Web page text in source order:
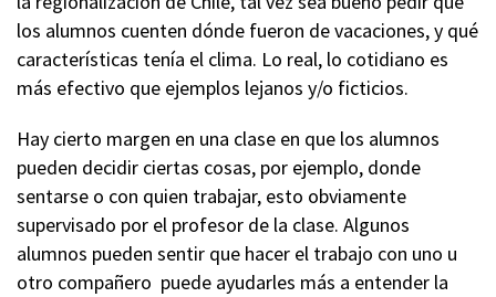
los alumnos cuenten dónde fueron de vacaciones, y qué
características tenía el clima. Lo real, lo cotidiano es
más efectivo que ejemplos lejanos y/o ficticios.
Hay cierto margen en una clase en que los alumnos
pueden decidir ciertas cosas, por ejemplo, donde
sentarse o con quien trabajar, esto obviamente
supervisado por el profesor de la clase. Algunos
alumnos pueden sentir que hacer el trabajo con uno u
otro compañero puede ayudarles más a entender la